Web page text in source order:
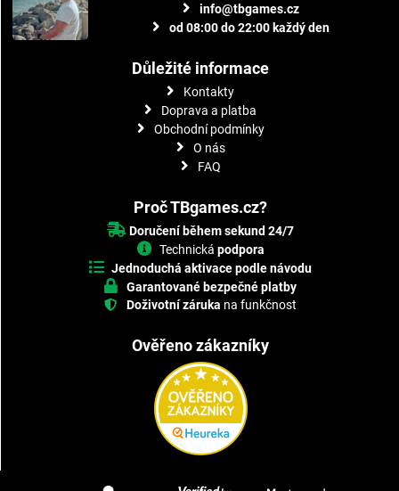
info@tbgames.cz
od 08:00 do 22:00 každý den
Důležité informace
Kontakty
Doprava a platba
Obchodní podmínky
O nás
FAQ
Proč TBgames.cz?
Doručení během sekund 24/7
Technická podpora
Jednoduchá aktivace podle návodu
Garantované bezpečné platby
Doživotní záruka na funkčnost
Ověřeno zákazníky